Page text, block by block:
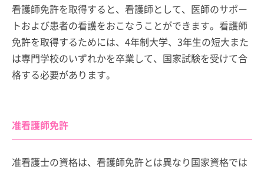
看護師免許を取得すると、看護師として、医師のサポー
トおよび患者の看護をおこなうことができます。看護師
免許を取得するためには、4年制大学、3年生の短大また
は専門学校のいずれかを卒業して、国家試験を受けて合
格する必要があります。
准看護師免許
准看護士の資格は、看護師免許とは異なり国家資格では